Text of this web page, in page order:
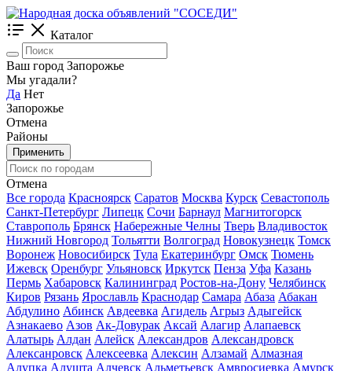
Каталог
Ваш город Запорожье
Мы угадали?
Да Нет
Запорожье
Отмена
Районы
Применить
Отмена
Все города Красноярск Саратов Москва Курск Севастополь
Санкт-Петербург Липецк Сочи Барнаул Магнитогорск
Ставрополь Брянск Набережные Челны Тверь Владивосток
Нижний Новгород Тольятти Волгоград Новокузнецк Томск
Воронеж Новосибирск Тула Екатеринбург Омск Тюмень
Ижевск Оренбург Ульяновск Иркутск Пенза Уфа Казань
Пермь Хабаровск Калининград Ростов-на-Дону Челябинск
Киров Рязань Ярославль Краснодар Самара Абаза Абакан
Абдулино Абинск Авдеевка Агидель Агрыз Адыгейск
Азнакаево Азов Ак-Довурак Аксай Алагир Алапаевск
Алатырь Алдан Алейск Александров Александровск
Алексанровск Алексеевка Алексин Алзамай Алмазная
Алупка Алушта Алчевск Альметьевск Амвросиевка Амурск